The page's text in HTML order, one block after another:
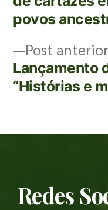
Post anterior
Lançamento
“Histórias e
povos
Redes